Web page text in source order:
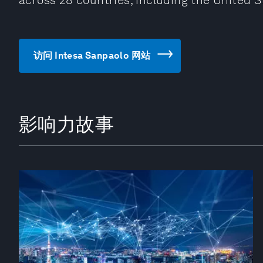
访问 Intesa Sanpaolo 网站
影响力故事